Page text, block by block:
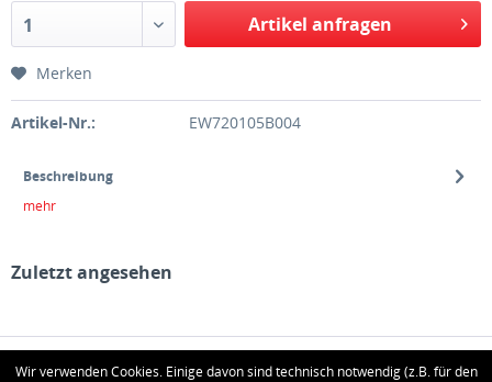
1 Artikel anfragen
Merken
Artikel-Nr.: EW720105B004
Beschreibung
mehr
Zuletzt angesehen
Wir verwenden Cookies. Einige davon sind technisch notwendig (z.B. für den